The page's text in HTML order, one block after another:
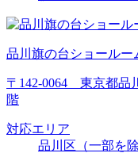
品川旗の台ショールー
〒142-0064 東京都品
階
対応エリア
品川区（一部を